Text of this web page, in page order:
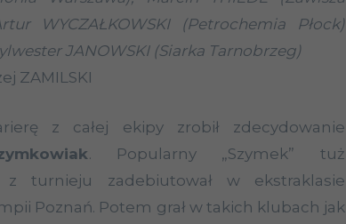
WYCZAŁKOWSKI (Petrochemia Płock)
JANOWSKI (Siarka Tarnobrzeg)
ZAMILSKI
z całej ekipy zrobił zdecydowanie
. Popularny „Szymek” tuż
turnieju zadebiutował w ekstraklasie
Poznań. Potem grał w takich klubach jak